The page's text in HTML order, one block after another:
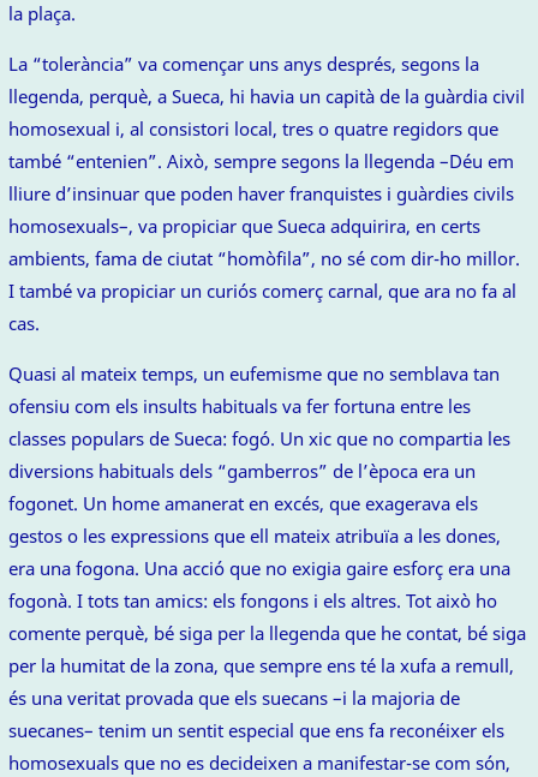
la plaça.
La “tolerància” va començar uns anys després, segons la
llegenda, perquè, a Sueca, hi havia un capità de la guàrdia civil
homosexual i, al consistori local, tres o quatre regidors que
també “entenien”. Això, sempre segons la llegenda –Déu em
lliure d’insinuar que poden haver franquistes i guàrdies civils
homosexuals–, va propiciar que Sueca adquirira, en certs
ambients, fama de ciutat “homòfila”, no sé com dir-ho millor.
I també va propiciar un curiós comerç carnal, que ara no fa al
cas.
Quasi al mateix temps, un eufemisme que no semblava tan
ofensiu com els insults habituals va fer fortuna entre les
classes populars de Sueca: fogó. Un xic que no compartia les
diversions habituals dels “gamberros” de l’època era un
fogonet. Un home amanerat en excés, que exagerava els
gestos o les expressions que ell mateix atribuïa a les dones,
era una fogona. Una acció que no exigia gaire esforç era una
fogonà. I tots tan amics: els fongons i els altres. Tot això ho
comente perquè, bé siga per la llegenda que he contat, bé siga
per la humitat de la zona, que sempre ens té la xufa a remull,
és una veritat provada que els suecans –i la majoria de
suecanes– tenim un sentit especial que ens fa reconéixer els
homosexuals que no es decideixen a manifestar-se com són,